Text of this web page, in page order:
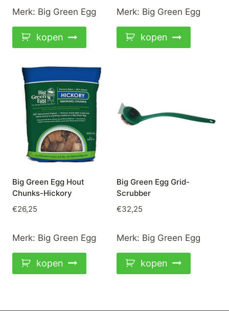
Merk: Big Green Egg
kopen
Merk: Big Green Egg
kopen
Big Green Egg Hout
Chunks-Hickory
€26,25
Merk: Big Green Egg
kopen
Big Green Egg Grid-
Scrubber
€32,25
Merk: Big Green Egg
kopen